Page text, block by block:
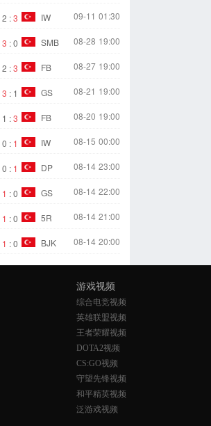
2 :3 IW 09-11 01:30
3 :0 SMB 08-28 19:00
2 :3 FB 08-27 19:00
3 : 1 GS 08-21 19:00
1 :3 FB 08-20 19:00
0 : 1 IW 08-15 00:00
0 : 1 DP 08-14 23:00
1 :0 GS 08-14 22:00
1 :0 5R 08-14 21:00
1 :0 BJK 08-14 20:00
游戏视频
综合电竞视频
英雄联盟视频
王者荣耀视频
DOTA2视频
CS:GO视频
守望先锋视频
和平精英视频
泛游戏视频